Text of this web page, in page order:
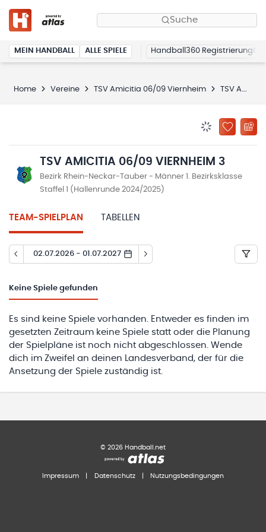
Suche
MEIN HANDBALL ALLE SPIELE Handball360 Registrierung
Home Vereine TSV Amicitia 06/09 Viernheim TSV Amicitia 06/09 Viernheim 3
ZU
TSV AMICITIA 06/09 VIERNHEIM 3
Bezirk Rhein-Neckar-Tauber - Männer 1. Bezirksklasse
Staffel 1 (Hallenrunde 2024/2025)
TEAM-SPIELPLAN TABELLEN
02.07.2026 - 01.07.2027
Keine Spiele gefunden
Es sind keine Spiele vorhanden. Entweder es finden im
gesetzten Zeitraum keine Spiele statt oder die Planung
der Spielpläne ist noch nicht abgeschlossen. Wende
dich im Zweifel an deinen Landesverband, der für die
Ansetzung der Spiele zuständig ist.
© 2026 Handball.net
Impressum Datenschutz Nutzungsbedingungen